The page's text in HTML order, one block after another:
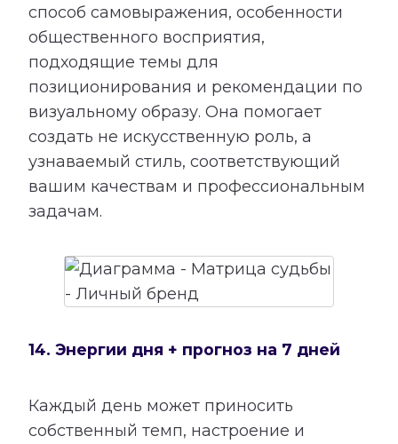
способ самовыражения, особенности
общественного восприятия,
подходящие темы для
позиционирования и рекомендации по
визуальному образу. Она помогает
создать не искусственную роль, а
узнаваемый стиль, соответствующий
вашим качествам и профессиональным
задачам.
14. Энергии дня + прогноз на 7 дней
Каждый день может приносить
собственный темп, настроение и